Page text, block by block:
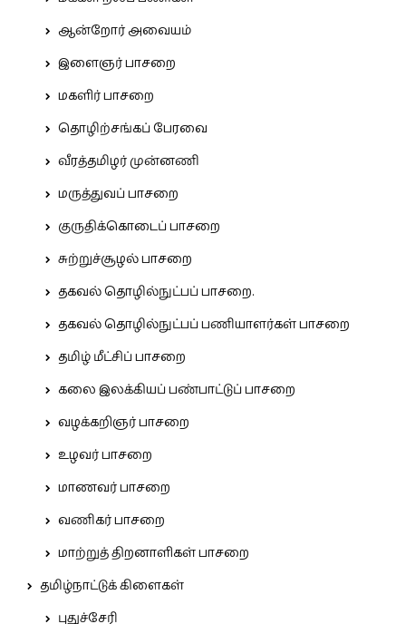
ஆன்றோர் அவையம்
இளைஞர் பாசறை
மகளிர் பாசறை
தொழிற்சங்கப் பேரவை
வீரத்தமிழர் முன்னணி
மருத்துவப் பாசறை
குருதிக்கொடைப் பாசறை
சுற்றுச்சூழல் பாசறை
தகவல் தொழில்நுட்பப் பாசறை.
தகவல் தொழில்நுட்பப் பணியாளர்கள் பாசறை
தமிழ் மீட்சிப் பாசறை
கலை இலக்கியப் பண்பாட்டுப் பாசறை
வழக்கறிஞர் பாசறை
உழவர் பாசறை
மாணவர் பாசறை
வணிகர் பாசறை
மாற்றுத் திறனாளிகள் பாசறை
தமிழ்நாட்டுக் கிளைகள்
புதுச்சேரி